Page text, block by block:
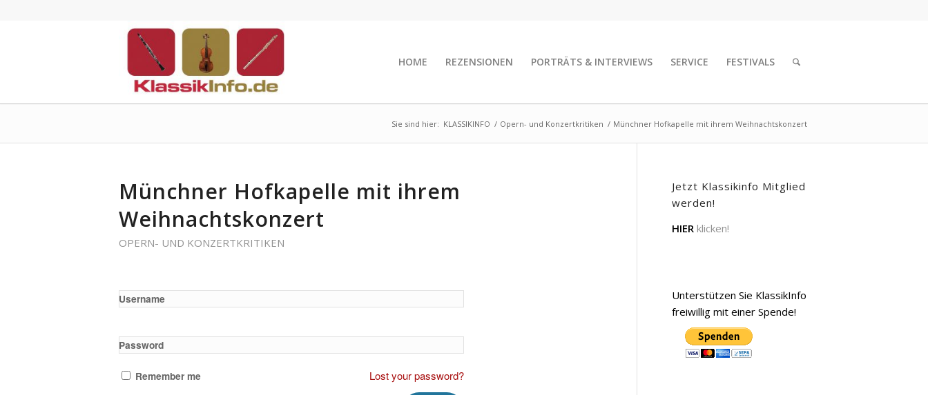
HOME REZENSIONEN PORTRÄTS & INTERVIEWS SERVICE FESTIVALS
Sie sind hier: KLASSIKINFO / Opern- und Konzertkritiken / Münchner Hofkapelle mit ihrem Weihnachtskonzert
Münchner Hofkapelle mit ihrem
Weihnachtskonzert
OPERN- UND KONZERTKRITIKEN
Username
Password
Remember me Lost your password?
Jetzt Klassikinfo Mitglied
werden!
HIER klicken!
Unterstützen Sie KlassikInfo
freiwillig mit einer Spende!